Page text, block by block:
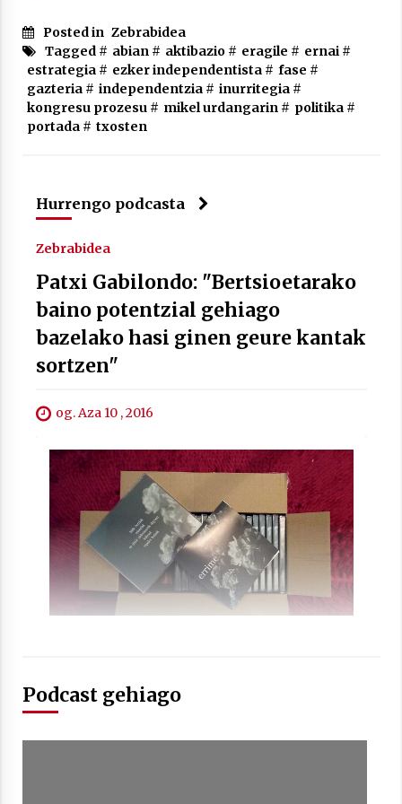
Berria egunkarian elkarrizketa
Arrosaren 20 urteez
Arrosaren 20 urteez
2021/07/01
Arrosaren laburpen bideoa Hamaika
Telebistaren eskutik
2021/06/30
Posted in Zebrabidea
Tagged # abian# aktibazio# eragile # ernai#
estrategia# ezker independentista# fase #
gazteria# independentzia# inurritegia#
kongresu prozesu# mikel urdangarin# politika#
portada# txosten
Hurrengo podcasta
Zebrabidea
Patxi Gabilondo: "Bertsioetarako
baino potentzial gehiago
bazelako hasi ginen geure kantak
sortzen"
og. Aza 10 , 2016
Podcast gehiago